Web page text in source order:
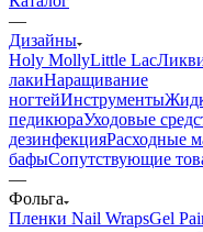
—
Дизайны
Holy MollyLittle Lac
лакиНаращивание
ногтейИнструменты
педикюраУходовые
дезинфекцияРасходные
бафыСопутствующие
—
Фольга
Пленки Nail WrapsGel